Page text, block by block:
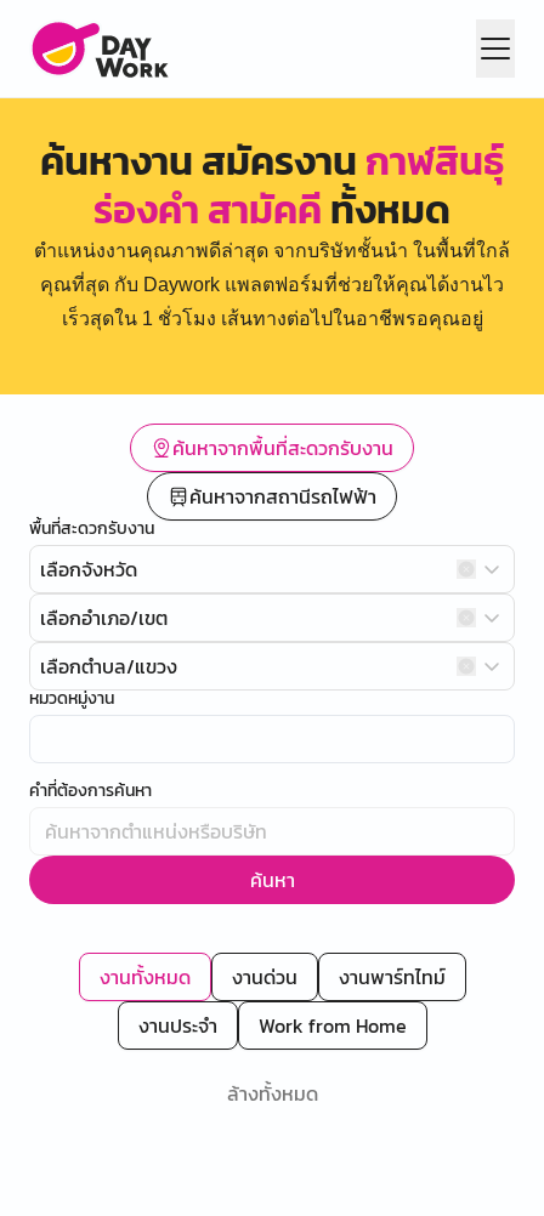
ค้นหางาน สมัครงานกาฬสินธุ์
ร่องคำ สามัคคีทั้งหมด
ตำแหน่งงานคุณภาพดีล่าสุด จากบริษัทชั้นนำ ในพื้นที่ใกล้
คุณที่สุด กับ Daywork แพลตฟอร์มที่ช่วยให้คุณได้งานไว
เร็วสุดใน 1 ชั่วโมง เส้นทางต่อไปในอาชีพรอคุณอยู่
ค้นหาจากพื้นที่สะดวกรับงาน
ค้นหาจากสถานีรถไฟฟ้า
พื้นที่สะดวกรับงาน
เลือกจังหวัด
เลือกอำเภอ/เขต
เลือกตำบล/แขวง
หมวดหมู่งาน
คำที่ต้องการค้นหา
ค้นหา
งานทั้งหมด งานด่วน
งานพาร์ทไทม์
งานประจำ
Work from Home
ล้างทั้งหมด